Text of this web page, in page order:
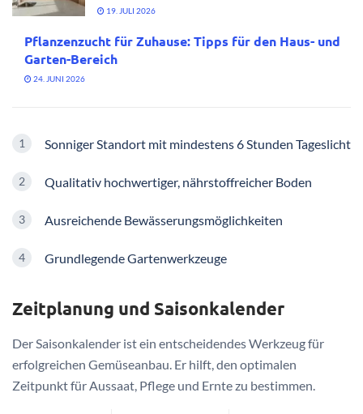
19. JULI 2026
Pflanzenzucht für Zuhause: Tipps für den Haus- und
Garten-Bereich
24. JUNI 2026
Sonniger Standort mit mindestens 6 Stunden Tageslicht
Qualitativ hochwertiger, nährstoffreicher Boden
Ausreichende Bewässerungsmöglichkeiten
Grundlegende Gartenwerkzeuge
Zeitplanung und Saisonkalender
Der Saisonkalender ist ein entscheidendes Werkzeug für
erfolgreichen Gemüseanbau. Er hilft, den optimalen
Zeitpunkt für Aussaat, Pflege und Ernte zu bestimmen.